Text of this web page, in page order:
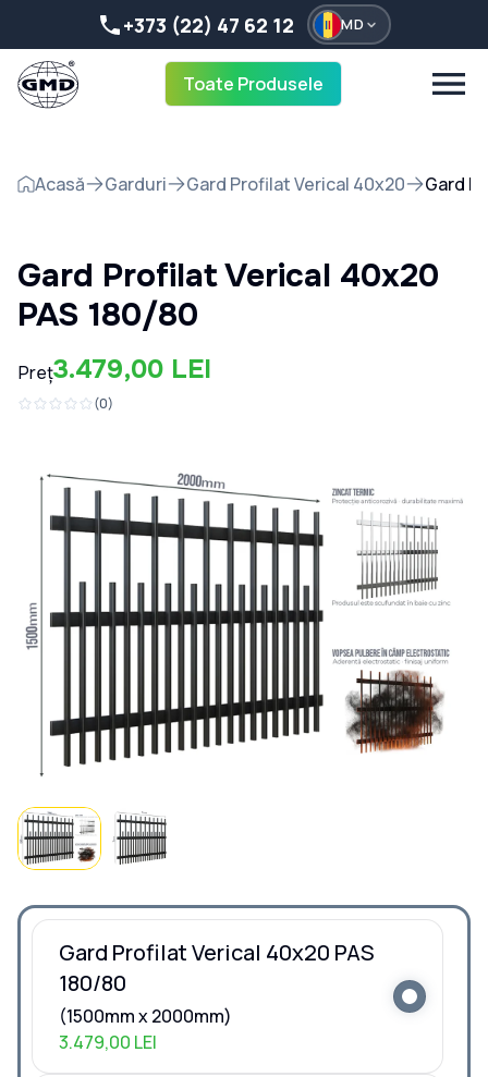
+373 (22) 47 62 12 MD
Toate Produsele
Acasă Garduri Gard Profilat Verical 40x20 Gard
Gard Profilat Verical 40x20
PAS 180/80
Preț3.479,00 LEI
(0)
Gard Profilat Verical 40x20 PAS
180/80
(1500mm x 2000mm)
3.479,00 LEI